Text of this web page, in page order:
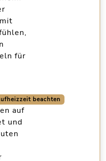
für
beachten
auf
und